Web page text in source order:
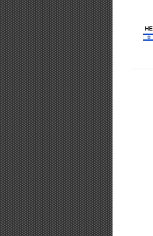
HE